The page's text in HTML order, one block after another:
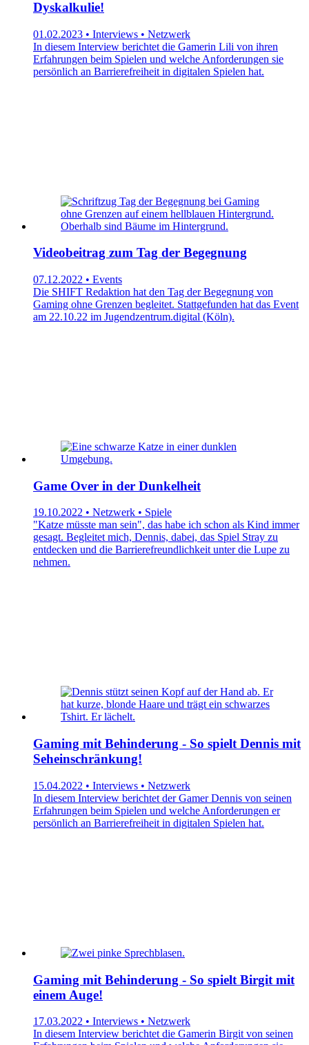
Dyskalkulie!
01.02.2023 • Interviews • Netzwerk
In diesem Interview berichtet die Gamerin Lili von ihren
Erfahrungen beim Spielen und welche Anforderungen sie
persönlich an Barrierefreiheit in digitalen Spielen hat.
Videobeitrag zum Tag der Begegnung
07.12.2022 • Events
Die SHIFT Redaktion hat den Tag der Begegnung von
Gaming ohne Grenzen begleitet. Stattgefunden hat das Event
am 22.10.22 im Jugendzentrum.digital (Köln).
Game Over in der Dunkelheit
19.10.2022 • Netzwerk • Spiele
"Katze müsste man sein", das habe ich schon als Kind immer
gesagt. Begleitet mich, Dennis, dabei, das Spiel Stray zu
entdecken und die Barrierefreundlichkeit unter die Lupe zu
nehmen.
Gaming mit Behinderung - So spielt Dennis mit
Seheinschränkung!
15.04.2022 • Interviews • Netzwerk
In diesem Interview berichtet der Gamer Dennis von seinen
Erfahrungen beim Spielen und welche Anforderungen er
persönlich an Barrierefreiheit in digitalen Spielen hat.
Gaming mit Behinderung - So spielt Birgit mit
einem Auge!
17.03.2022 • Interviews • Netzwerk
In diesem Interview berichtet die Gamerin Birgit von seinen